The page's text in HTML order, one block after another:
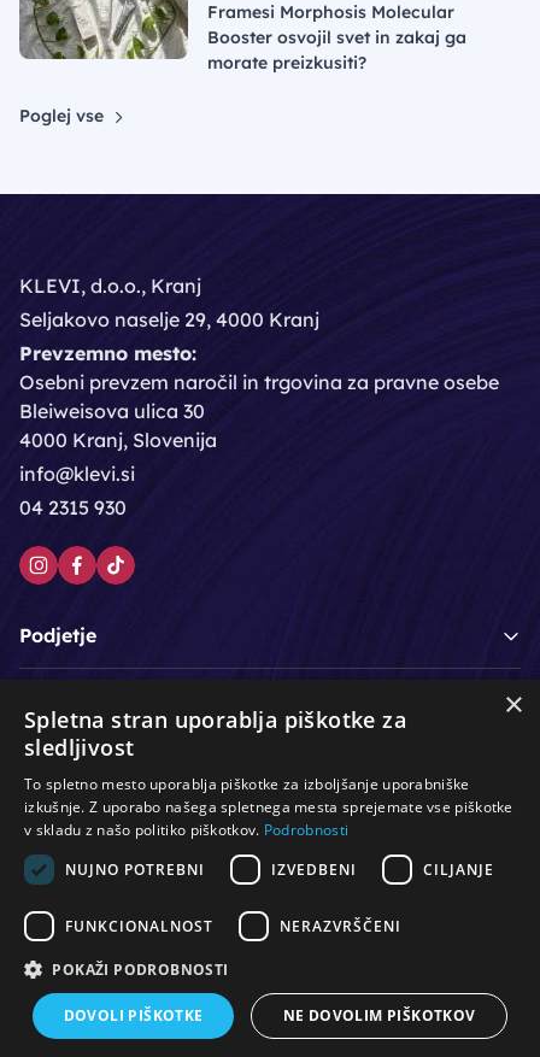
Framesi Morphosis Molecular
Booster osvojil svet in zakaj ga
morate preizkusiti?
Poglej vse
KLEVI, d.o.o., Kranj
Seljakovo naselje 29, 4000 Kranj
Prevzemno mesto:
Osebni prevzem naročil in trgovina za pravne osebe
Bleiweisova ulica 30
4000 Kranj, Slovenija
info@klevi.si
04 2315 930
Podjetje
Podpora strankam
Lasje & nega las / Roke & nohti / Orodje - kozmetično /
Noge & pedikura Obraz & telo Depilacijski izdelki
Oprema za salone / Čistoča & zaščita / Ostalo
© Vse pravice pridržane. Produkcija:PNV d.o.o.
×
Spletna stran uporablja piškotke za
sledljivost
To spletno mesto uporablja piškotke za izboljšanje uporabniške
izkušnje. Z uporabo našega spletnega mesta sprejemate vse piškotke
v skladu z našo politiko piškotkov. Podrobnosti
NUJNO POTREBNI
IZVEDBENI CILJANJE
FUNKCIONALNOST NERAZVRŠČENI
POKAŽI PODROBNOSTI
DOVOLI PIŠKOTKE NE DOVOLIM PIŠKOTKOV